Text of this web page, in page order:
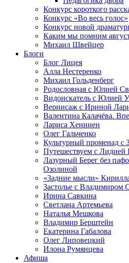
Конкурс короткого
Конкурс «Во весь голос»
Конкурс новой
Каким мы помним
Михаил Швейцер
Блоги
Блог Лицея
Алла Нестеренко
Михаил Гольденберг
Родословная с Юлией
Видоискатель с Юлией
Вернисаж с Ириной
Валентина Калачёва.
Лариса Хенинен
Олег Гальченко
Культурный променад с
Путешествуем с Лидией
Лазурный Берег без
Озолиной
«Задние мысли»
Застолье с Владимиром
Ирина Савкина
Светлана Артемьева
Наталья Мешкова
Владимир Берштейн
Екатерина Габалова
Олег Липовецкий
Илона Румянцева
Афиша